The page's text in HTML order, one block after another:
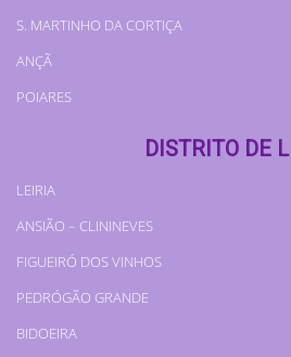
S. MARTINHO DA CORTIÇA
ANÇÃ
POIARES
DISTRITO DE
LEIRIA
ANSIÃO – CLININEVES
FIGUEIRÓ DOS VINHOS
PEDRÓGÃO GRANDE
BIDOEIRA